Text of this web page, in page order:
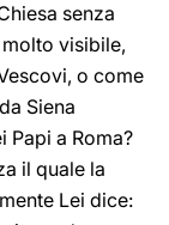
senza
visibile,
o come
Siena
a Roma?
il quale la
Lei dice: